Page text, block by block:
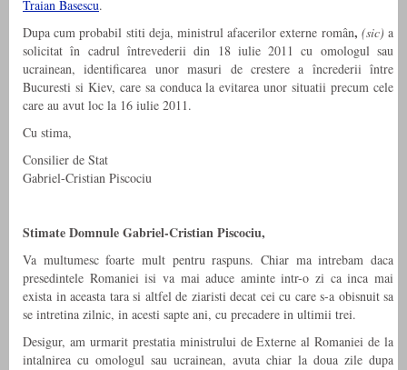
Traian Basescu.
Dupa cum probabil stiti deja, ministrul afacerilor externe român, (sic) a
solicitat în cadrul întrevederii din 18 iulie 2011 cu omologul sau
ucrainean, identificarea unor masuri de crestere a încrederii între
Bucuresti si Kiev, care sa conduca la evitarea unor situatii precum cele
care au avut loc la 16 iulie 2011.
Cu stima,
Consilier de Stat
Gabriel-Cristian Piscociu
Stimate Domnule Gabriel-Cristian Piscociu,
Va multumesc foarte mult pentru raspuns. Chiar ma intrebam daca
presedintele Romaniei isi va mai aduce aminte intr-o zi ca inca mai
exista in aceasta tara si altfel de ziaristi decat cei cu care s-a obisnuit sa
se intretina zilnic, in acesti sapte ani, cu precadere in ultimii trei.
Desigur, am urmarit prestatia ministrului de Externe al Romaniei de la
intalnirea cu omologul sau ucrainean, avuta chiar la doua zile dupa